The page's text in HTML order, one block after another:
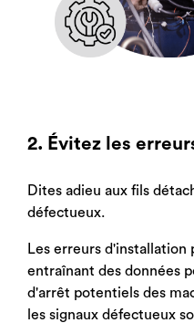
2. Évitez les
Dites adieu aux fils
défectueux.
Les erreurs
entraînant des données
d'arrêt potentiels des
les signaux défectueux